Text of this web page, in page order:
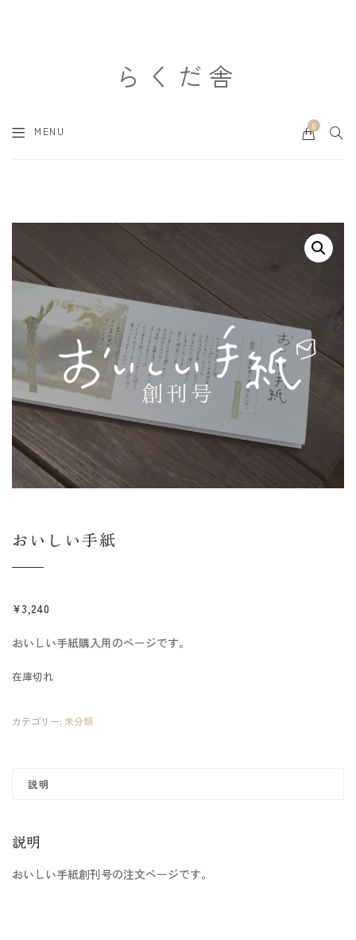
らくだ舎
MENU Cart
0
おいしい手紙
¥3,240
おいしい手紙購入用のページです。
在庫切れ
カテゴリー: 未分類
説明
説明
おいしい手紙創刊号の注文ページです。